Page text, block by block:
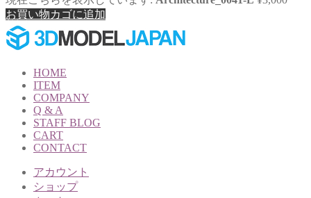
お買い物カゴに追加
HOME
ITEM
COMPANY
Q & A
STAFF BLOG
CART
CONTACT
アカウント
ショップ